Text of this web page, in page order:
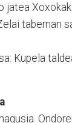
jatea
tabernan
Kupela